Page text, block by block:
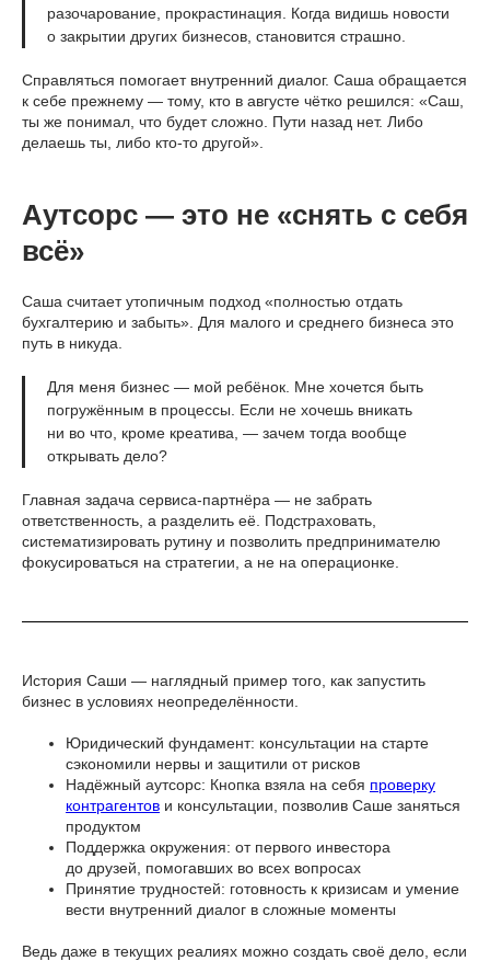
разочарование, прокрастинация. Когда видишь новости
о закрытии других бизнесов, становится страшно.
Справляться помогает внутренний диалог. Саша обращается
к себе прежнему — тому, кто в августе чётко решился: «Саш,
ты же понимал, что будет сложно. Пути назад нет. Либо
делаешь ты, либо кто-то другой».
Аутсорс — это не «снять с себя
всё»
Саша считает утопичным подход «полностью отдать
бухгалтерию и забыть». Для малого и среднего бизнеса это
путь в никуда.
Для меня бизнес — мой ребёнок. Мне хочется быть
погружённым в процессы. Если не хочешь вникать
ни во что, кроме креатива, — зачем тогда вообще
открывать дело?
Главная задача сервиса-партнёра — не забрать
ответственность, а разделить её. Подстраховать,
систематизировать рутину и позволить предпринимателю
фокусироваться на стратегии, а не на операционке.
История Саши — наглядный пример того, как запустить
бизнес в условиях неопределённости.
Юридический фундамент: консультации на старте
сэкономили нервы и защитили от рисков
Надёжный аутсорс: Кнопка взяла на себя проверку
контрагентов и консультации, позволив Саше заняться
продуктом
Поддержка окружения: от первого инвестора
до друзей, помогавших во всех вопросах
Принятие трудностей: готовность к кризисам и умение
вести внутренний диалог в сложные моменты
Ведь даже в текущих реалиях можно создать своё дело, если